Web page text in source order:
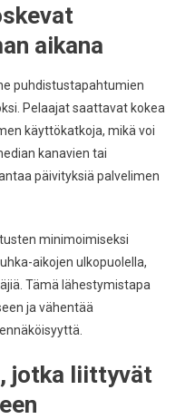
aikana
puhdistustapahtumien
Pelaajat saattavat kokea
käyttökatkoja, mikä voi
kanavien tai
päivityksiä palvelimen
minimoimiseksi
aikojen ulkopuolella,
Tämä lähestymistapa
ja vähentää
jotka liittyvät